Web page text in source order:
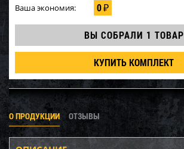
Ваша экономия: 0₽
ВЫ СОБРАЛИ 1 ТОВАР
КУПИТЬ КОМПЛЕКТ
О ПРОДУКЦИИ ОТЗЫВЫ